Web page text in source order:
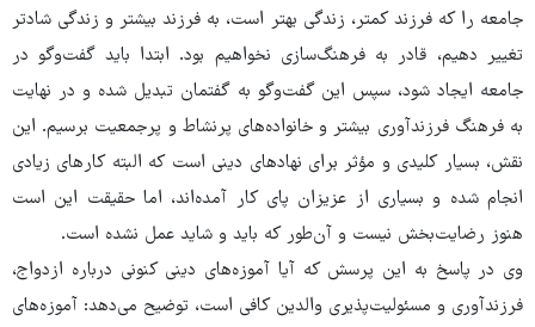
جامعه را که فرزند کمتر، زندگی بهتر است، به فرزند بیشتر و زندگی شادتر
تغییر دهیم، قادر به فرهنگ‌سازی نخواهیم بود. ابتدا باید گفت‌وگو در
جامعه ایجاد شود، سپس این گفت‌وگو به گفتمان تبدیل شده و در نهایت
به فرهنگ فرزندآوری بیشتر و خانواده‌های پرنشاط و پرجمعیت برسیم. این
نقش، بسیار کلیدی و مؤثر برای نهادهای دینی است که البته کارهای زیادی
انجام شده و بسیاری از عزیزان پای کار آمده‌اند، اما حقیقت این است
هنوز رضایت‌بخش نیست و آن‌طور که باید و شاید عمل نشده است.
وی در پاسخ به این پرسش که آیا آموزه‌های دینی کنونی درباره ازدواج،
فرزندآوری و مسئولیت‌پذیری والدین کافی است، توضیح می‌دهد: آموزه‌های